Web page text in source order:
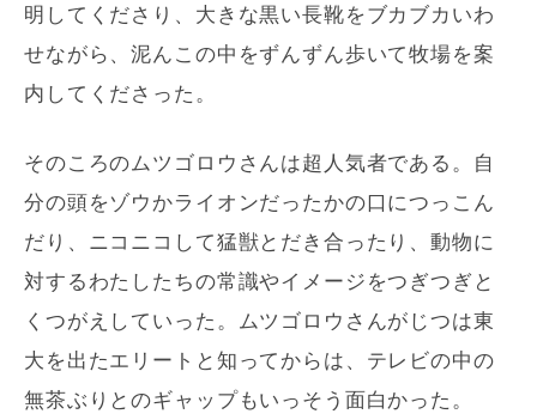
明してくださり、大きな黒い長靴をブカブカいわ
せながら、泥んこの中をずんずん歩いて牧場を案
内してくださった。
そのころのムツゴロウさんは超人気者である。自
分の頭をゾウかライオンだったかの口につっこん
だり、ニコニコして猛獣とだき合ったり、動物に
対するわたしたちの常識やイメージをつぎつぎと
くつがえしていった。ムツゴロウさんがじつは東
大を出たエリートと知ってからは、テレビの中の
無茶ぶりとのギャップもいっそう面白かった。